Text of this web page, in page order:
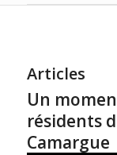
Articles
Un
résidents
Camargue